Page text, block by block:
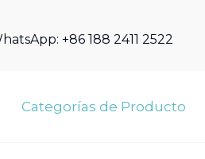
+86 188 2411 2522
Categorías de Producto